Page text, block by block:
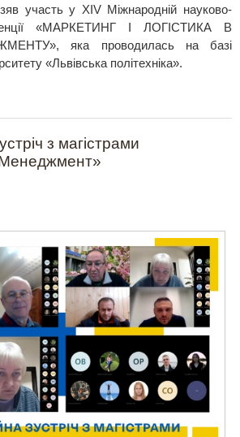
участь у ХІV Міжнародній науково-
«МАРКЕТИНГ І ЛОГІСТИКА В
яка проводилась на базі
«Львівська політехніка».
з магістрами